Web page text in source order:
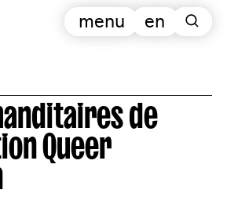
en
menu
de
Queer